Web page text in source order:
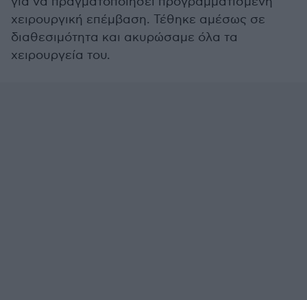
χειρουργική επέμβαση. Τέθηκε αμέσως σε
διαθεσιμότητα και ακυρώσαμε όλα τα
χειρουργεία του.